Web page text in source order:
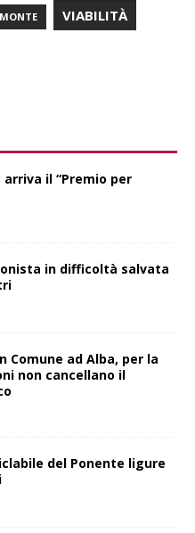
VIABILITÀ
arriva il “Premio per
in difficoltà salvata
Comune ad Alba, per la
non cancellano il
del Ponente ligure